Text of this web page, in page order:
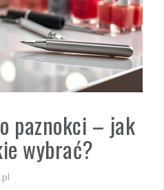
paznokci – jak
wybrać?